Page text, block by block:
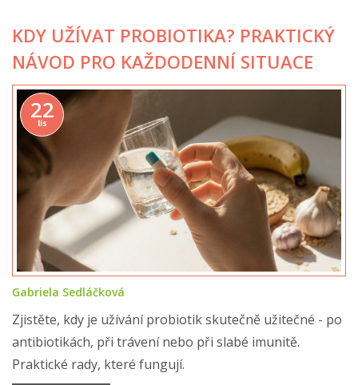
KDY UŽÍVAT PROBIOTIKA? PRAKTICKÝ
NÁVOD PRO KAŽDODENNÍ SITUACE
22
lis
Gabriela Sedláčková
Zjistěte, kdy je užívání probiotik skutečně užitečné - po
antibiotikách, při trávení nebo při slabé imunitě.
Praktické rady, které fungují.